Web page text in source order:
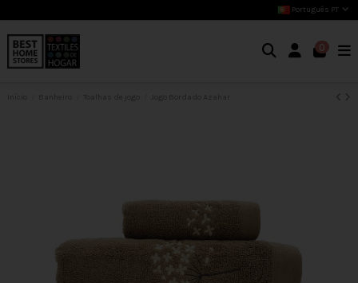
Português PT
0